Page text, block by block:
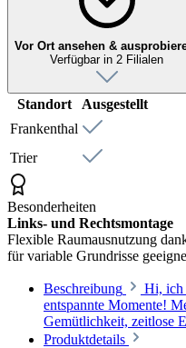
Vor Ort ansehen &
Verfügbar in 2 Filialen
Standort
Ausgestellt
Frankenthal
Trier
Besonderheiten
Links- und Rechtsmontage
Flexible Raumausnutzung
für variable Grundrisse
Beschreibung
Hi, ich
entspannte Momente!
Gemütlichkeit, zeitlose
Produktdetails